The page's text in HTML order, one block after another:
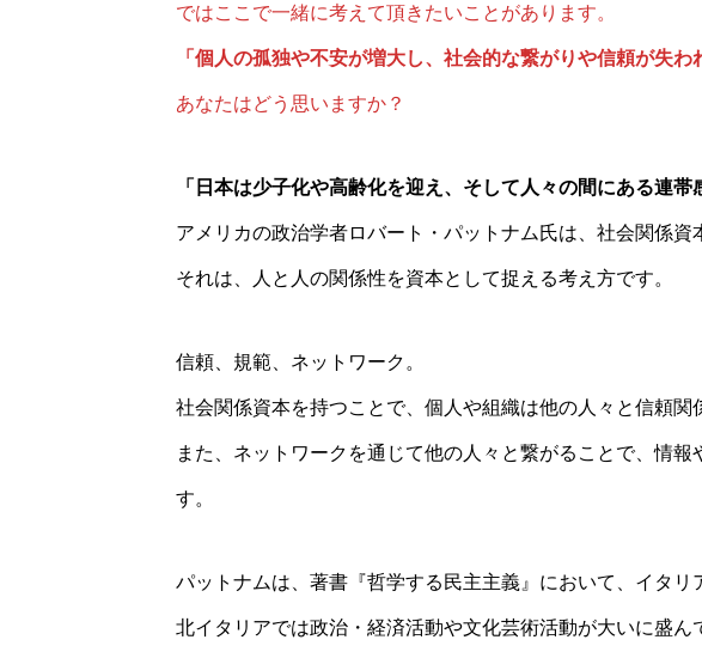
ではここで一緒に考えて頂きたいことがあります。
「個人の孤独や不安が増大し、社会的な繋がりや信頼が失
あなたはどう思いますか？
「日本は少子化や高齢化を迎え、そして人々の間にある連帯
アメリカの政治学者ロバート・パットナム氏は、社会関係資
それは、人と人の関係性を資本として捉える考え方です。
信頼、規範、ネットワーク。
社会関係資本を持つことで、個人や組織は他の人々と信頼関
また、ネットワークを通じて他の人々と繋がることで、情
す。
パットナムは、著書『哲学する民主主義』において、イタリ
北イタリアでは政治・経済活動や文化芸術活動が大いに盛